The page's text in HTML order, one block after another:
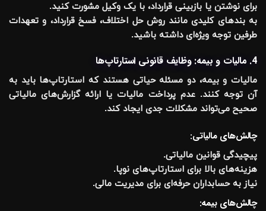
برای نوشتن یا بازبینی قرارداد، با یک وکیل مشورت کنید.
به بندهای کلیدی مانند روش حل اختلاف، فسخ قرارداد، و تعهدات
طرفین توجه ویژه‌ای داشته باشید.
4. مالیات و بیمه: وظایف قانونی استارتاپ‌ها
مالیات و بیمه، دو مسئله حیاتی هستند که استارتاپ‌ها باید به
آن توجه کنند. عدم پرداخت مالیات یا ارائه گزارش‌های مالیاتی
صحیح می‌تواند مشکلات جدی ایجاد کند.
چالش‌های مالیاتی:
پیچیدگی قوانین مالیاتی.
هزینه‌های بالا برای استارتاپ‌های نوپا.
نیاز به حسابداران حرفه‌ای برای مدیریت مالی.
چالش‌های بیمه: